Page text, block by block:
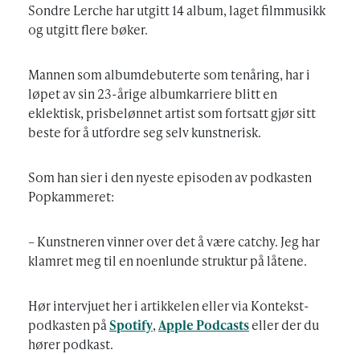
Sondre Lerche har utgitt 14 album, laget filmmusikk
og utgitt flere bøker.
Mannen som albumdebuterte som tenåring, har i
løpet av sin 23-årige albumkarriere blitt en
eklektisk, prisbelønnet artist som fortsatt gjør sitt
beste for å utfordre seg selv kunstnerisk.
Som han sier i den nyeste episoden av podkasten
Popkammeret:
– Kunstneren vinner over det å være catchy. Jeg har
klamret meg til en noenlunde struktur på låtene.
Hør intervjuet her i artikkelen eller via Kontekst-
podkasten påSpotify,Apple Podcastseller der du
hører podkast.